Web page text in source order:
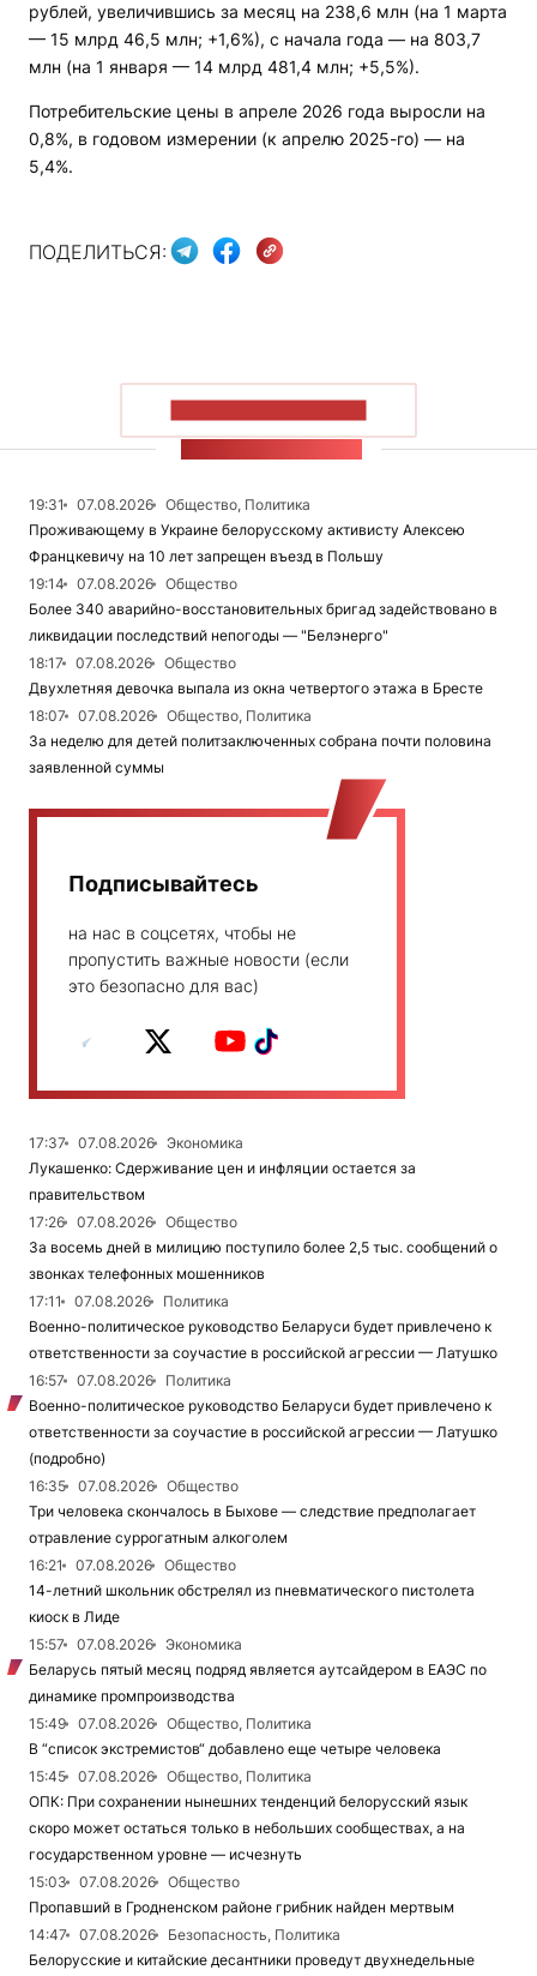
рублей, увеличившись за месяц на 238,6 млн (на 1 марта
— 15 млрд 46,5 млн; +1,6%), с начала года — на 803,7
млн (на 1 января — 14 млрд 481,4 млн; +5,5%).
Потребительские цены в апреле 2026 года выросли на
0,8%, в годовом измерении (к апрелю 2025-го) — на
5,4%.
ПОДЕЛИТЬСЯ:
19:31 07.08.2026
Общество, Политика
Проживающему в Украине белорусскому активисту Алексею
Францкевичу на 10 лет запрещен въезд в Польшу
19:14
07.08.2026
Общество
Более 340 аварийно-восстановительных бригад задействовано в
ликвидации последствий непогоды — "Белэнерго"
18:17
07.08.2026
Общество
Двухлетняя девочка выпала из окна четвертого этажа в Бресте
18:07
07.08.2026
Общество, Политика
За неделю для детей политзаключенных собрана почти половина
заявленной суммы
Подписывайтесь
на нас в соцсетях, чтобы не
пропустить важные новости (если
это безопасно для вас)
17:37 07.08.2026
Экономика
Лукашенко: Сдерживание цен и инфляции остается за
правительством
17:26
07.08.2026
Общество
За восемь дней в милицию поступило более 2,5 тыс. сообщений о
звонках телефонных мошенников
17:11
07.08.2026
Политика
Военно-политическое руководство Беларуси будет привлечено к
ответственности за соучастие в российской агрессии — Латушко
16:57
07.08.2026
Политика
Военно-политическое руководство Беларуси будет привлечено к
ответственности за соучастие в российской агрессии — Латушко
(подробно)
16:35
07.08.2026
Общество
Три человека скончалось в Быхове — следствие предполагает
отравление суррогатным алкоголем
16:21
07.08.2026
Общество
14-летний школьник обстрелял из пневматического пистолета
киоск в Лиде
15:57
07.08.2026
Экономика
Беларусь пятый месяц подряд является аутсайдером в ЕАЭС по
динамике промпроизводства
15:49
07.08.2026
Общество, Политика
В “список экстремистов“ добавлено еще четыре человека
15:45
07.08.2026
Общество, Политика
ОПК: При сохранении нынешних тенденций белорусский язык
скоро может остаться только в небольших сообществах, а на
государственном уровне — исчезнуть
15:03
07.08.2026
Общество
Пропавший в Гродненском районе грибник найден мертвым
14:47
07.08.2026
Безопасность, Политика
Белорусские и китайские десантники проведут двухнедельные